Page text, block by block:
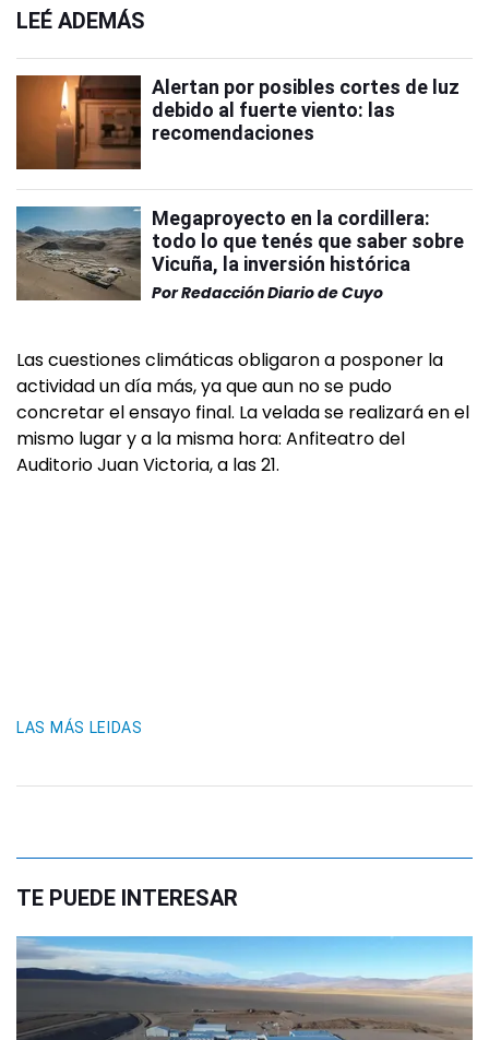
LEÉ ADEMÁS
Alertan por posibles cortes de luz
debido al fuerte viento: las
recomendaciones
Megaproyecto en la cordillera:
todo lo que tenés que saber sobre
Vicuña, la inversión histórica
PorRedacción Diario de Cuyo
Las cuestiones climáticas obligaron a posponer la
actividad un día más, ya que aun no se pudo
concretar el ensayo final. La velada se realizará en el
mismo lugar y a la misma hora: Anfiteatro del
Auditorio Juan Victoria, a las 21.
LAS MÁS LEIDAS
TE PUEDE INTERESAR